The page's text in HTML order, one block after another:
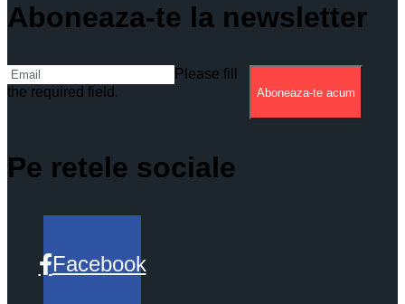
Aboneaza-te la newsletter
Please fill
the required field.
Aboneaza-te acum
Pe retele sociale
Facebook